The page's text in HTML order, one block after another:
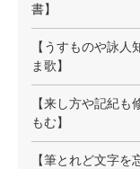
書】
【うすものや詠人
ま歌】
【来し方や記紀も
もむ】
【筆とれど文字を